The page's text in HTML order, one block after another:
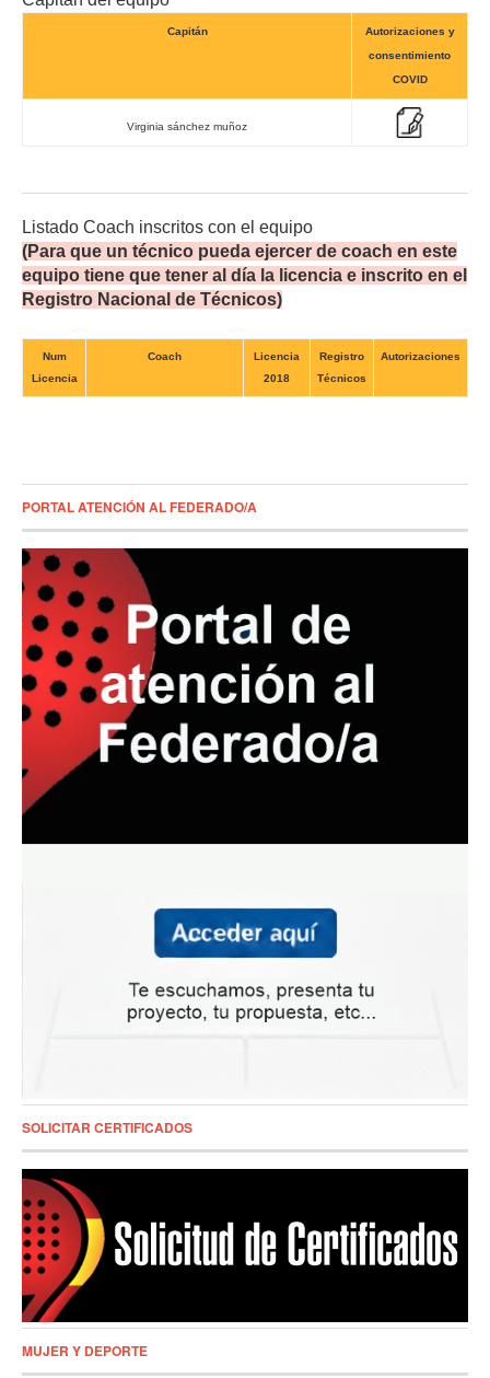
Capitán
Autorizaciones y
consentimiento
COVID
Virginia sánchez muñoz
Listado Coach inscritos con el equipo
(Para que un técnico pueda ejercer de coach en este
equipo tiene que tener al día la licencia e inscrito en el
Registro Nacional de Técnicos)
Num
Licencia
Coach
Licencia
2018
Registro
Técnicos
Autorizaciones
PORTAL ATENCIÓN AL FEDERADO/A
SOLICITAR CERTIFICADOS
MUJER Y DEPORTE